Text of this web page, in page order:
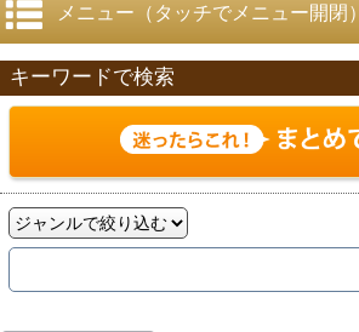
戻る
メニュー（タッチでメニュー開閉）
キーワードで検索